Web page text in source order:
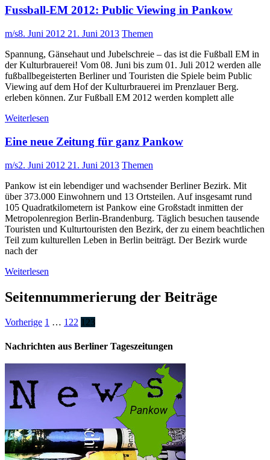
Fussball-EM 2012: Public Viewing in Pankow
m/s8. Juni 2012 21. Juni 2013 Themen
Spannung, Gänsehaut und Jubelschreie – das ist die Fußball EM in
der Kulturbrauerei! Vom 08. Juni bis zum 01. Juli 2012 werden alle
fußballbegeisterten Berliner und Touristen die Spiele beim Public
Viewing auf dem Hof der Kulturbrauerei im Prenzlauer Berg.
erleben können. Zur Fußball EM 2012 werden komplett alle
Weiterlesen
Eine neue Zeitung für ganz Pankow
m/s2. Juni 2012 21. Juni 2013 Themen
Pankow ist ein lebendiger und wachsender Berliner Bezirk. Mit
über 373.000 Einwohnern und 13 Ortsteilen. Auf insgesamt rund
105 Quadratkilometern ist Pankow eine Großstadt inmitten der
Metropolenregion Berlin-Brandenburg. Täglich besuchen tausende
Touristen und Kulturtouristen den Bezirk, der zu einem beachtlichen
Teil zum kulturellen Leben in Berlin beiträgt. Der Bezirk wurde
nach der
Weiterlesen
Seitennummerierung der Beiträge
Vorherige 1 … 122 123
Nachrichten aus Berliner Tageszeitungen